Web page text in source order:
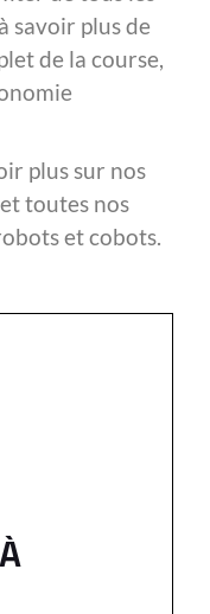
savoir plus de
de la course,
plus sur nos
toutes nos
et cobots.